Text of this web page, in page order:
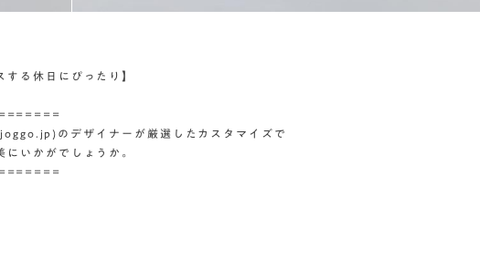
する休日にぴったり】
のデザイナーが厳選したカスタマイズで
いかがでしょうか。